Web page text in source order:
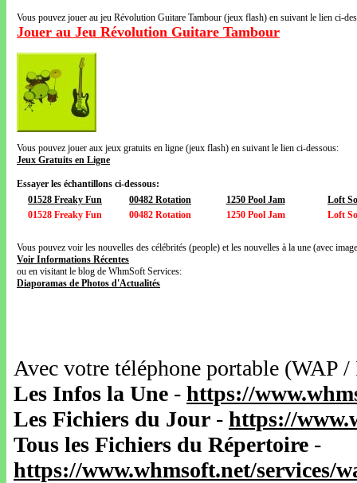
Vous pouvez jouer au jeu Révolution Guitare Tambour (jeux flash) en suivant le lien ci-
Jouer au Jeu Révolution Guitare Tambour
Vous pouvez jouer aux jeux gratuits en ligne (jeux flash) en suivant le lien ci-dessous:
Jeux Gratuits en Ligne
Essayer les échantillons ci-dessous:
01528 Freaky Fun
00482 Rotation 1250 Pool Jam
Loft
01528 Freaky Fun
00482 Rotation 1250 Pool Jam Loft
Vous pouvez voir les nouvelles des célébrités (people) et les nouvelles à la une (avec
Voir Informations Récentes
ou en visitant le blog de WhmSoft Services:
Diaporamas de Photos d'Actualités
Avec votre téléphone portable
Les Infos la Une - https://
Les Fichiers du Jour - https://
Tous les Fichiers du Répertoire -
https://www.whmsoft.net/services/